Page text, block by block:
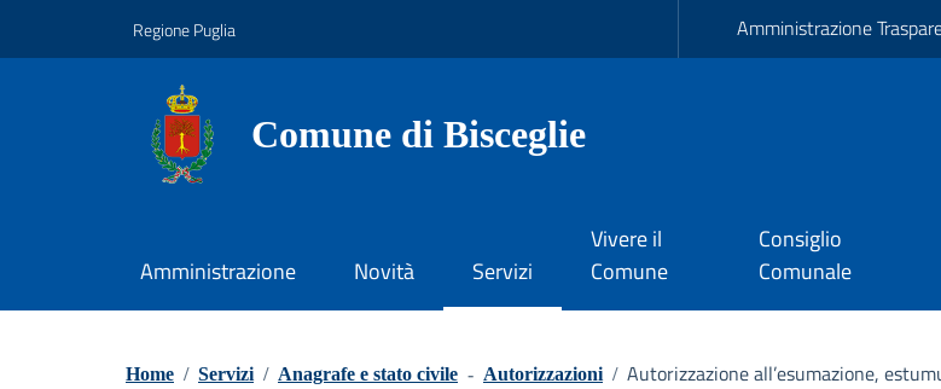
Regione Puglia Amministrazione
Comune di Bisceglie
Amministrazione Novità Servizi
Vivere il
Comune
Consiglio
Comunale
Home / Servizi / Anagrafe e stato civile - Autorizzazioni / Autorizzazione all’esumazione,